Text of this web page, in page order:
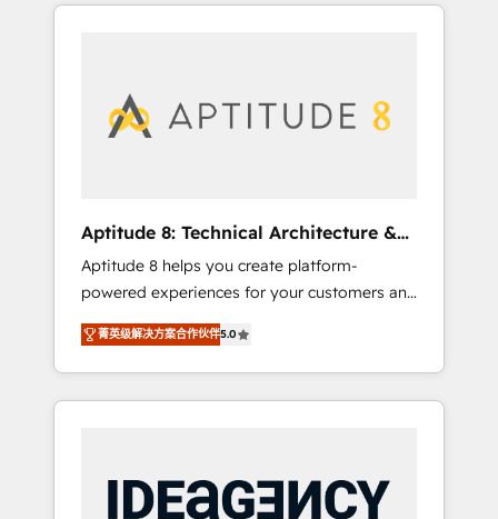
structuration de votre projet HubSpot,
digitale et des startups florissantes. Nos 3
grandes expertises sont : ➤ L’intégration de
synchronisation API, audit et maintenance) ➤
La création de sites internet de conversion
qui transforment les visiteurs en
opportunités d'affaires ➤ La mise en place
de stratégies d'acquisition marketing (SEO,
SEA, inbound, automatisation marketing,
ABM, IA, emailing) Informations clés : - 10 ans
certifications HubSpot cumulées
Aptitude 8: Technical Architecture &
Deployment
Aptitude 8 helps you create platform-
powered experiences for your customers and
teams. We build multi-hub solutions and
orchestrate operations across your entire
tech stack. Aptitude 8 is trusted by top
brands such as Lenovo, Bluetooth,
Association, Randstad, Uber Freight, and
HubSpot itself. We have the largest technical
菁英级解决方案合作伙伴5.0